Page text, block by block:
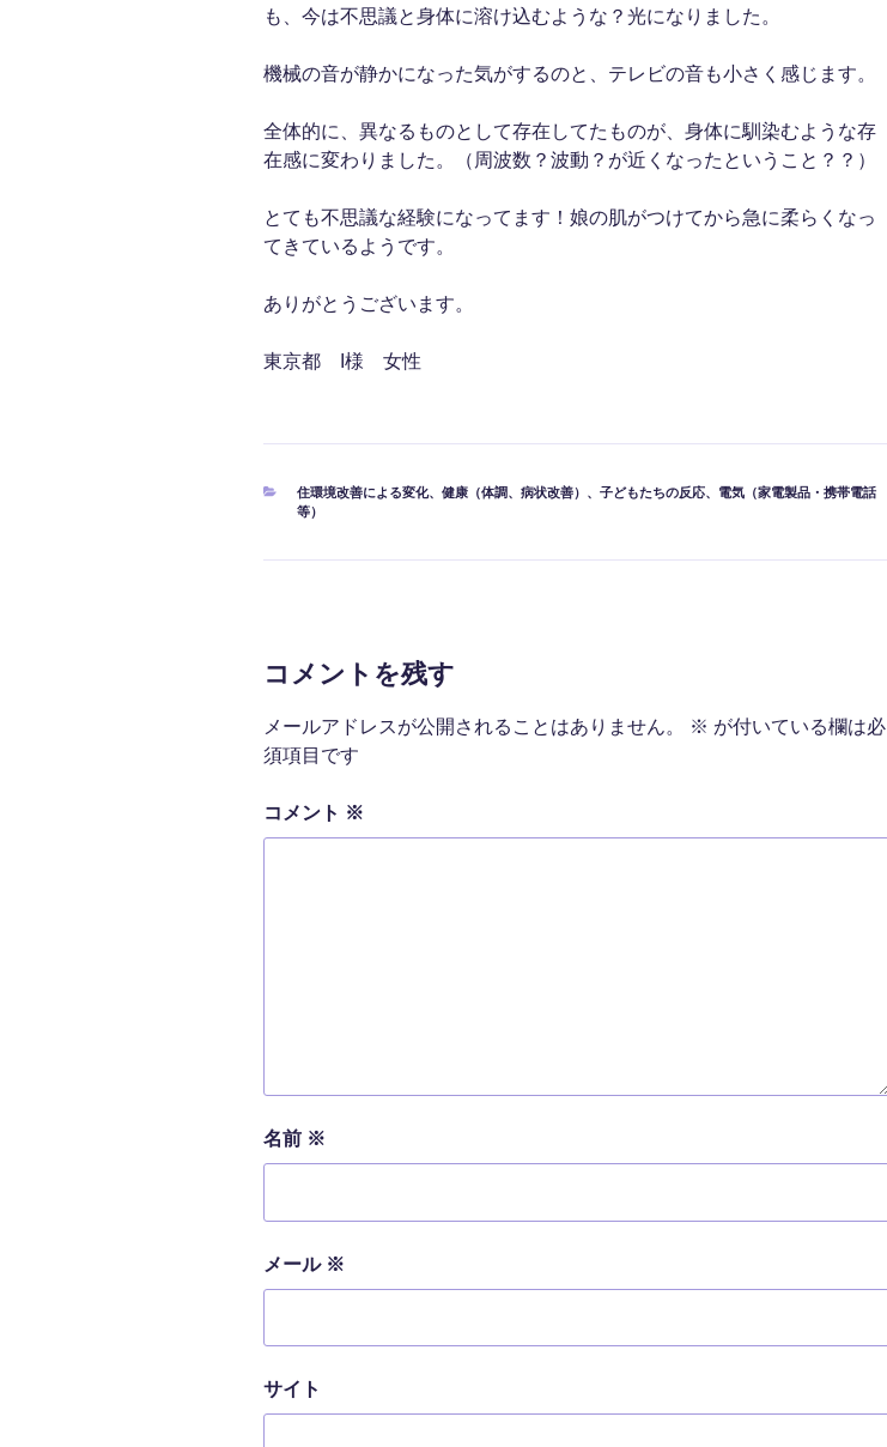
も、今は不思議と身体に溶け込むような？光になりました。
機械の音が静かになった気がするのと、テレビの音も小さく感じます。
全体的に、異なるものとして存在してたものが、身体に馴染むような存
在感に変わりました。（周波数？波動？が近くなったということ？？）
とても不思議な経験になってます！娘の肌がつけてから急に柔らくなっ
てきているようです。
ありがとうございます。
東京都 I様 女性
カ
テ
住環境改善による変化、 健康（体調、病状改善） 、 子どもたちの反応、
電気（家電製品・携帯電話
等）
コメントを残す
メールアドレスが公開されることはありません。 ※ が付いている欄は必
須項目です
コメント ※
名前 ※
メール ※
サイト